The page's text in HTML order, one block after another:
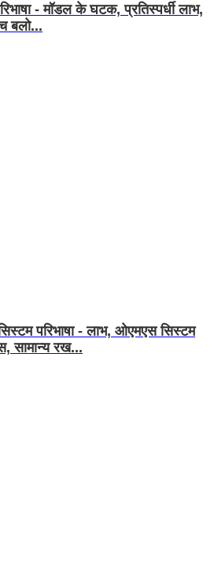
- मॉडल के घटक, प्रतिस्पर्धी लाभ,
बलो...
परिभाषा - लाभ, ओएमएस सिस्टम
सामान्य रख...